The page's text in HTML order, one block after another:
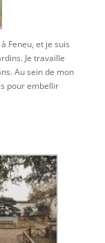
Feneu, et je suis
Je travaille
Au sein de mon
pour embellir